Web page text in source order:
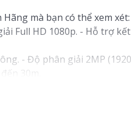
mà bạn có thể xem xét:
Full HD 1080p. - Hỗ trợ
- Độ phân giải 2MP
30m.
ảnh cao. - Lens cố định
với chất lượng
Bạn có thể tham khảo